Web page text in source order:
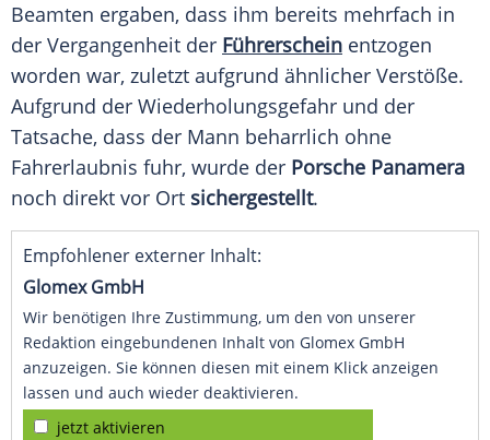
Beamten ergaben, dass ihm bereits mehrfach in
der Vergangenheit der Führerschein entzogen
worden war, zuletzt aufgrund ähnlicher Verstöße.
Aufgrund der Wiederholungsgefahr und der
Tatsache, dass der Mann beharrlich ohne
Fahrerlaubnis fuhr, wurde der Porsche Panamera
noch direkt vor Ort sichergestellt.
Empfohlener externer Inhalt:
Glomex GmbH
Wir benötigen Ihre Zustimmung, um den von unserer
Redaktion eingebundenen Inhalt von Glomex GmbH
anzuzeigen. Sie können diesen mit einem Klick anzeigen
lassen und auch wieder deaktivieren.
jetzt aktivieren